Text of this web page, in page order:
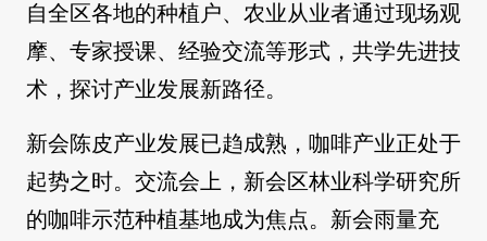
自全区各地的种植户、农业从业者通过现场观
摩、专家授课、经验交流等形式，共学先进技
术，探讨产业发展新路径。
新会陈皮产业发展已趋成熟，咖啡产业正处于
起势之时。交流会上，新会区林业科学研究所
的咖啡示范种植基地成为焦点。新会雨量充